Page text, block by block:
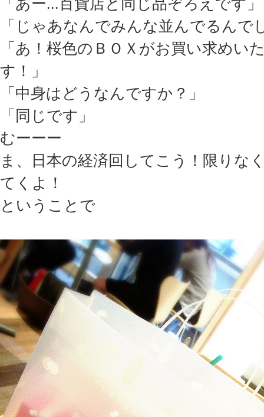
「あー...百貨店と同じ品ぞろえです」
「じゃあなんでみんな並んでるんで
「あ！桜色のＢＯＸがお買い求めい
す！」
「中身はどうなんですか？」
「同じです」
むーーー
ま、日本の経済回してこう！限りな
てくよ！
ということで